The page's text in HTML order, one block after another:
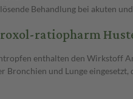
Behandlung bei akuten
ratiopharm
enthalten den Wirkstoff
Bronchien und Lunge eingesetzt,